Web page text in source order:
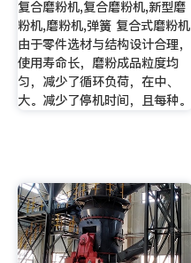
复合磨粉机,复合磨粉机,新型磨
粉机,磨粉机,弹簧 复合式磨粉机
由于零件选材与结构设计合理，
使用寿命长，磨粉成品粒度均
匀，减少了循环负荷，在中、
大。减少了停机时间，且每种。